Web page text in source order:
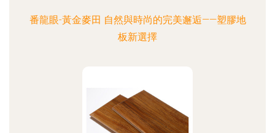
番龍眼-黃金麥田 自然與時尚的完美邂逅——塑膠地
板新選擇